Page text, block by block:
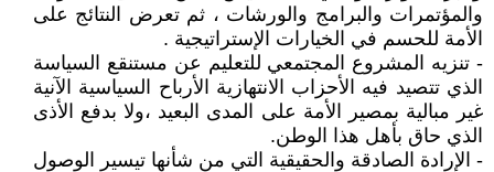
والمؤتمرات والبرامج والورشات ، ثم تعرض النتائج على
الأمة للحسم في الخيارات الإستراتيجية .
- تنزيه المشروع المجتمعي للتعليم عن مستنقع السياسة
الذي تتصيد فيه الأحزاب الانتهازية الأرباح السياسية الآنية
غير مبالية بمصير الأمة على المدى البعيد ،ولا بدفع الأذى
الذي حاق بأهل هذا الوطن.
- الإرادة الصادقة والحقيقية التي من شأنها تيسير الوصول